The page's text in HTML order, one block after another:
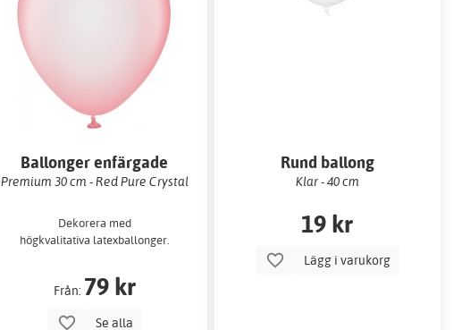
Ballonger enfärgade
Premium 30 cm - Red Pure Crystal
Dekorera med
högkvalitativa latexballonger.
Från: 79 kr
Se alla
Rund ballong
Klar - 40 cm
19 kr
Lägg i varukorg